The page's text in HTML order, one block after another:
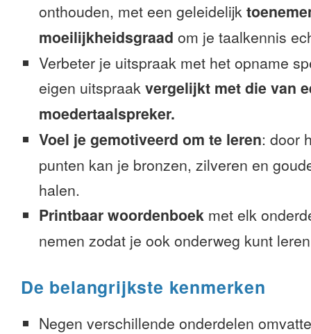
onthouden, met een geleidelijk
moeilijkheidsgraad om je taalkennis
Verbeter je uitspraak met het opname
eigen uitspraak vergelijkt met die van
moedertaalspreker.
Voel je gemotiveerd om te leren: door
punten kan je bronzen, zilveren en
halen.
Printbaar woordenboek met elk
nemen zodat je ook onderweg kunt
De belangrijkste kenmerken
Negen verschillende onderdelen